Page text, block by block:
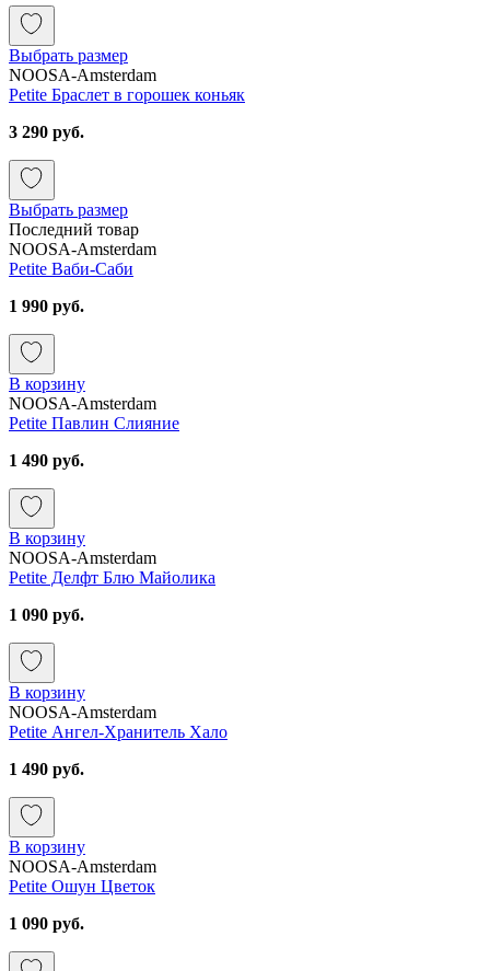
Выбрать размер
NOOSA-Amsterdam
Petite Браслет в горошек коньяк
3 290 руб.
Выбрать размер
Последний товар
NOOSA-Amsterdam
Petite Ваби-Саби
1 990 руб.
В корзину
NOOSA-Amsterdam
Petite Павлин Слияние
1 490 руб.
В корзину
NOOSA-Amsterdam
Petite Делфт Блю Майолика
1 090 руб.
В корзину
NOOSA-Amsterdam
Petite Ангел-Хранитель Хало
1 490 руб.
В корзину
NOOSA-Amsterdam
Petite Ошун Цветок
1 090 руб.